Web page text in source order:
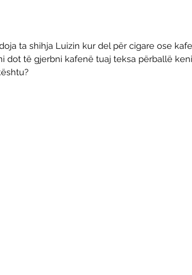
ta shihja Luizin kur del për cigare ose
dot të gjerbni kafenë tuaj teksa përballë